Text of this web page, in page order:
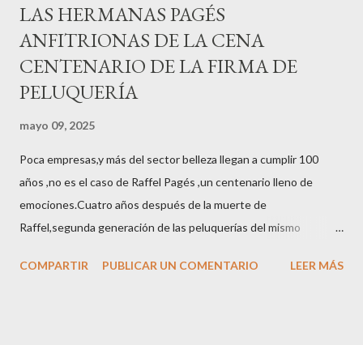
LAS HERMANAS PAGÉS
ANFITRIONAS DE LA CENA
CENTENARIO DE LA FIRMA DE
PELUQUERÍA
mayo 09, 2025
Poca empresas,y más del sector belleza llegan a cumplir 100
años ,no es el caso de Raffel Pagés ,un centenario lleno de
emociones.Cuatro años después de la muerte de
Raffel,segunda generación de las peluquerías del mismo
sector en una cena de reconocimiento.Sus hijas Carolina (CEO
COMPARTIR PUBLICAR UN COMENTARIO LEER MÁS